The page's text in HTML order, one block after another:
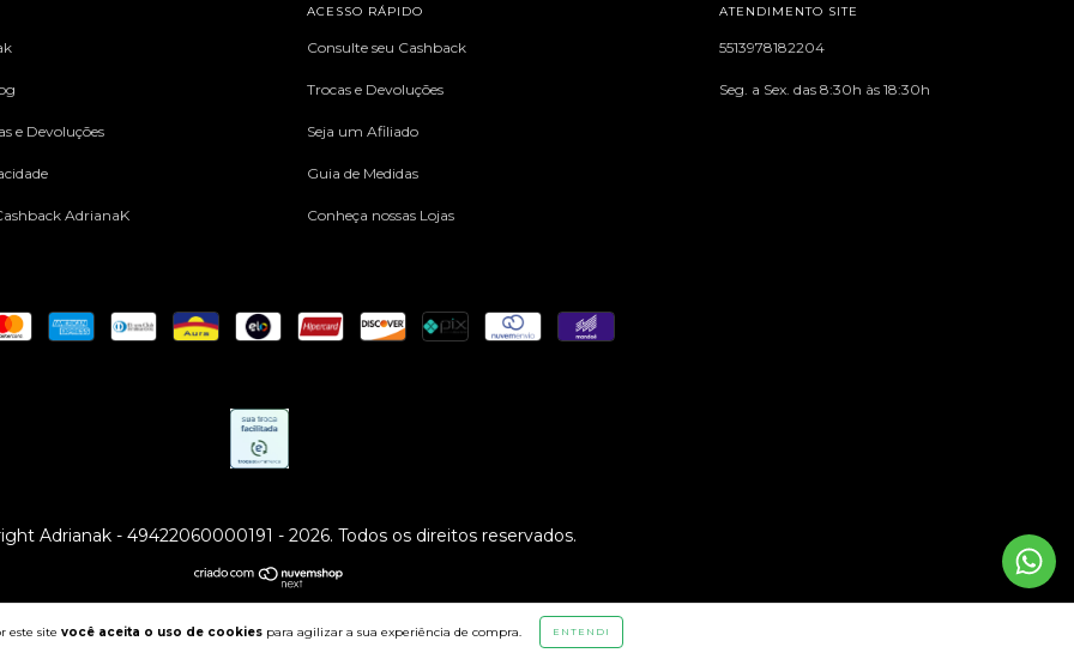
este site você aceita o uso de cookies para agilizar a sua experiência de compra. ENTENDI
e Devoluções
AdrianaK
ACESSO RÁPIDO
Consulte seu Cashback
Trocas e Devoluções
Seja um Afiliado
Guia de Medidas
Conheça nossas Lojas
ATENDIMENTO SITE
5513978182204
Seg. a Sex. das 8:30h às 18:30h
Adrianak - 49422060000191 - 2026. Todos os direitos reservados.